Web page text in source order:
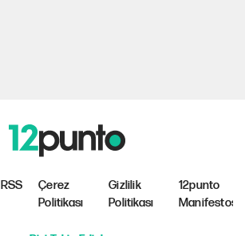
RSS
Çerez
Politikası
Gizlilik
Politikası
12punto
Manifestosu